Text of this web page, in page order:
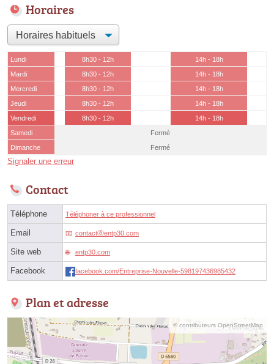
Horaires
Lundi 8h30 - 12h
14h - 18h
Mardi
8h30 - 12h
14h - 18h
Mercredi
8h30 - 12h
14h - 18h
Jeudi
8h30 - 12h
14h - 18h
Vendredi
8h30 - 12h
14h - 18h
Samedi
Fermé
Dimanche
Fermé
Signaler une erreur
Contact
Téléphone Téléphoner à ce professionnel
Email contactⓐentp30.com
Site web entp30.com
Facebook facebook.com/Entreprise-Nouvelle-598197436985432
Plan et adresse
© contributeurs OpenStreetMap